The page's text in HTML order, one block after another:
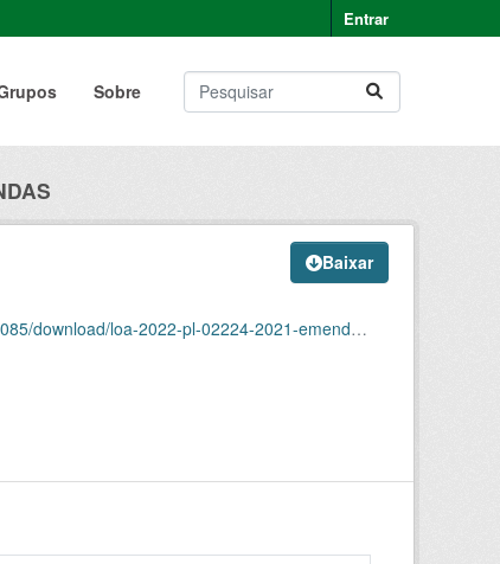
Entrar
Sobre
Baixar
loa-2022-pl-02224-2021-emendas.json